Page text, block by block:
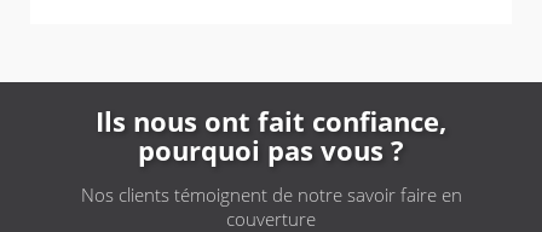
Ils nous ont fait confiance,
pourquoi pas vous ?
Nos clients témoignent de notre savoir faire en
couverture